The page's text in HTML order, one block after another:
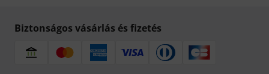
Biztonságos vásárlás és fizetés